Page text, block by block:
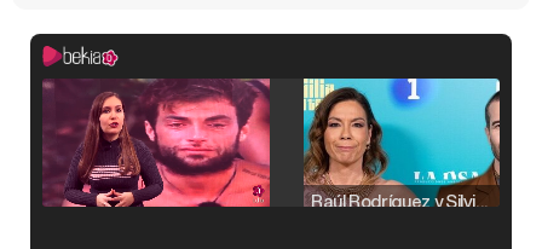
Raúl Rodríguez y Silvia Taulés nos cuentan su papel en 'La familia de la tele'